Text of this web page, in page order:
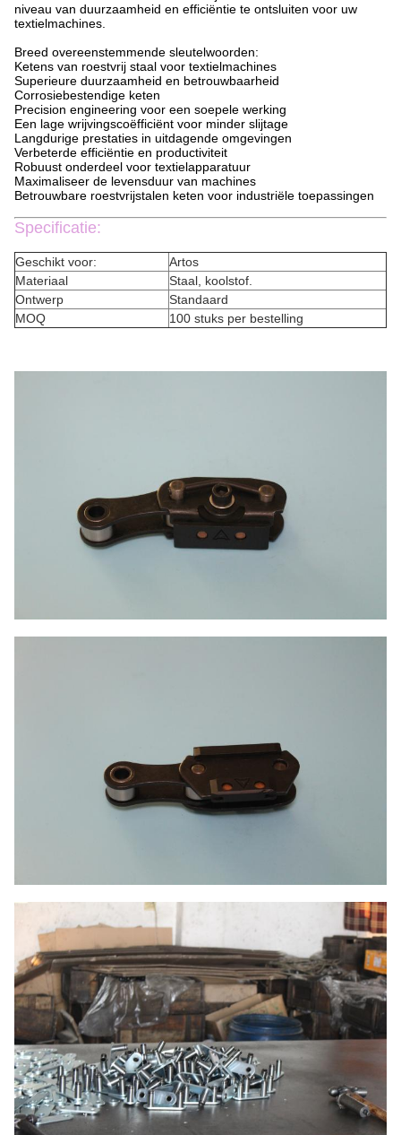
niveau van duurzaamheid en efficiëntie te ontsluiten voor uw
textielmachines.
Breed overeenstemmende sleutelwoorden:
Ketens van roestvrij staal voor textielmachines
Superieure duurzaamheid en betrouwbaarheid
Corrosiebestendige keten
Precision engineering voor een soepele werking
Een lage wrijvingscoëfficiënt voor minder slijtage
Langdurige prestaties in uitdagende omgevingen
Verbeterde efficiëntie en productiviteit
Robuust onderdeel voor textielapparatuur
Maximaliseer de levensduur van machines
Betrouwbare roestvrijstalen keten voor industriële toepassingen
Specificatie:
Geschikt voor:
Artos
Materiaal
Staal, koolstof.
Ontwerp
Standaard
MOQ
100 stuks per bestelling